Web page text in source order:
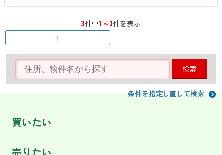
3件中1～3件を表示
1
検索
条件を指定し直して検索
買いたい
売りたい